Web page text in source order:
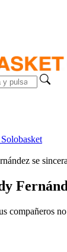
se
compañeros